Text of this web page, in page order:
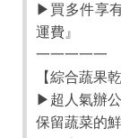
▶買多件享
運費』
一一一一一
【綜合蔬果
▶超人氣辦
保留蔬菜的